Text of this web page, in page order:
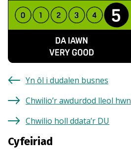
Yn ôl i dudalen busnes
Chwilio’r awdurdod lleol hwn
Chwilio holl ddata’r DU
Cyfeiriad